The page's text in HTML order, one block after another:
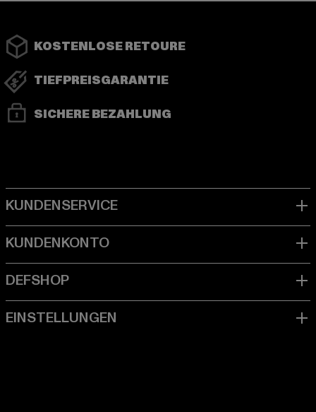
KOSTENLOSE RETOURE
TIEFPREISGARANTIE
SICHERE BEZAHLUNG